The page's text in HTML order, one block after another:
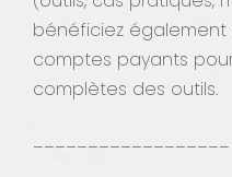
bénéficiez
comptes payants
complètes des outils.
__________________